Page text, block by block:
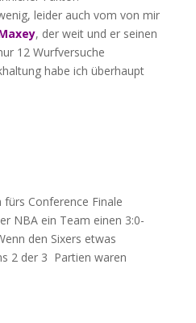
leider auch vom von mir
, der weit und er seinen
12 Wurfversuche
habe ich überhaupt
Conference Finale
NBA ein Team einen 3:0-
den Sixers etwas
2 der 3 Partien waren